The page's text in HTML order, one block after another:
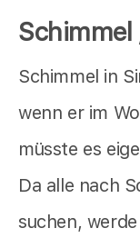
Schimmel in
wenn er im
müsste es
Da alle nach
suchen,